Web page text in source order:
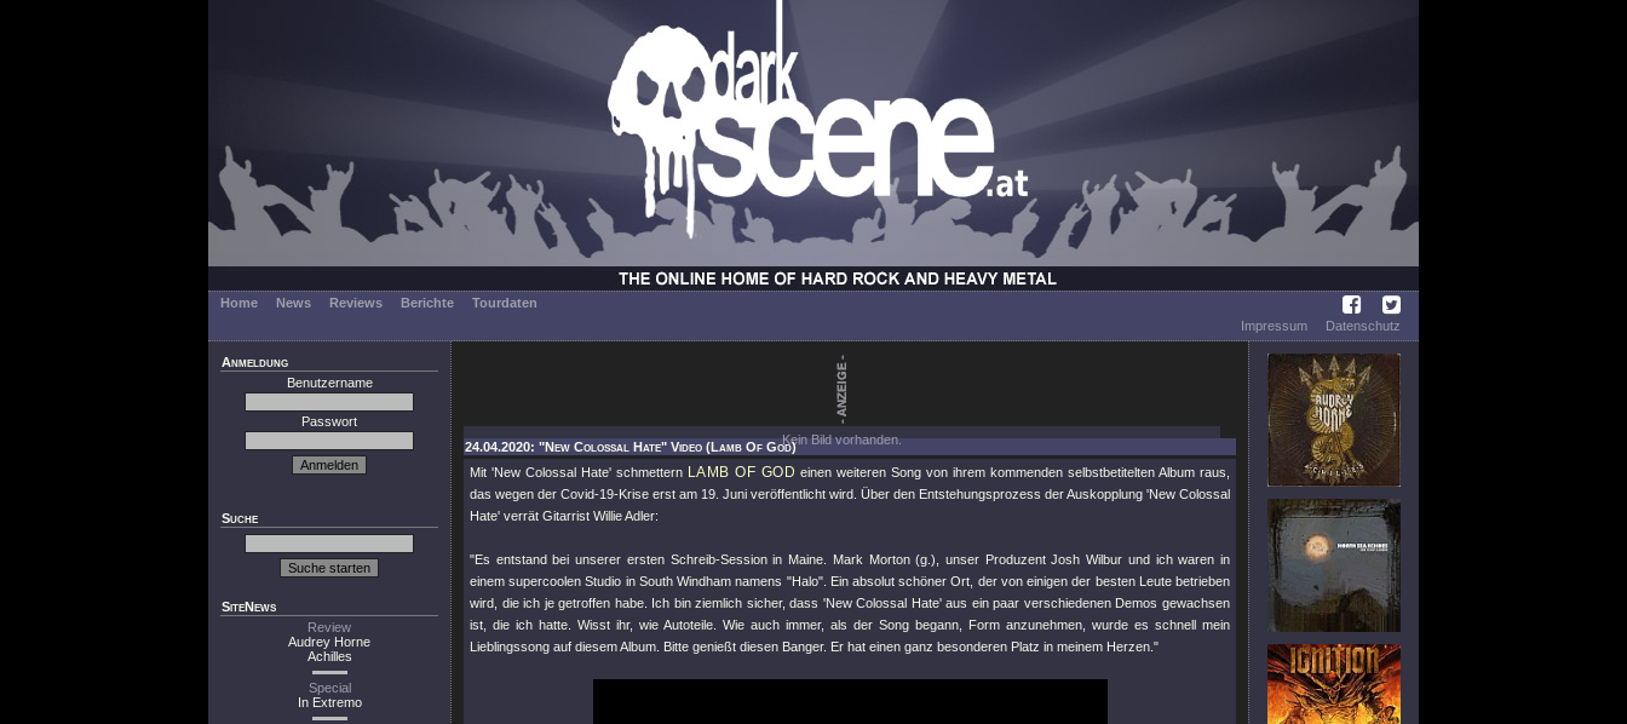
Home News Reviews Berichte
Tourdaten
Impressum
Datenschutz
Anmeldung
Benutzername
Passwort
Suche
SiteNews
Review
Audrey Horne
Achilles
Special
In Extremo
Kein Bild vorhanden.
24.04.2020: "New Colossal Hate" Video (Lamb Of God)
Mit 'New Colossal Hate' schmettern LAMB OF GOD einen weiteren Song von ihrem kommenden selbstbetitelten Album raus,
das wegen der Covid-19-Krise erst am 19. Juni veröffentlicht wird. Über den Entstehungsprozess der Auskopplung 'New Colossal
Hate' verrät Gitarrist Willie Adler:
"Es entstand bei unserer ersten Schreib-Session in Maine. Mark Morton (g.), unser Produzent Josh Wilbur und ich waren in
einem supercoolen Studio in South Windham namens "Halo". Ein absolut schöner Ort, der von einigen der besten Leute betrieben
wird, die ich je getroffen habe. Ich bin ziemlich sicher, dass 'New Colossal Hate' aus ein paar verschiedenen Demos gewachsen
ist, die ich hatte. Wisst ihr, wie Autoteile. Wie auch immer, als der Song begann, Form anzunehmen, wurde es schnell mein
Lieblingssong auf diesem Album. Bitte genießt diesen Banger. Er hat einen ganz besonderen Platz in meinem Herzen."